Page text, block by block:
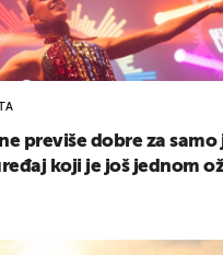
previše dobre za samo
koji je još jednom